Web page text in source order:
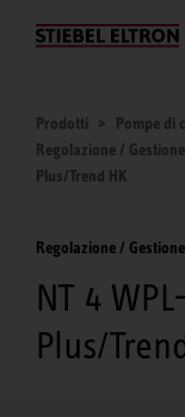
Azienda
Prodotti
Pompe di
Regolazione /
Plus/Trend HK
Regolazione /
NT 4
Plus/